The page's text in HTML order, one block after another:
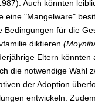
Auch könnten
eine "Mangelware"
Bedingungen für die
diktieren
Eltern könnten
die notwendige Wahl
der Adoption
entwickeln.